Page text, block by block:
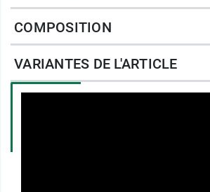
naturelle de la peau grâce à un
qui freinent le dessèchement
Préservez le siège de
COMPOSITION
VARIANTES DE L'ARTICLE